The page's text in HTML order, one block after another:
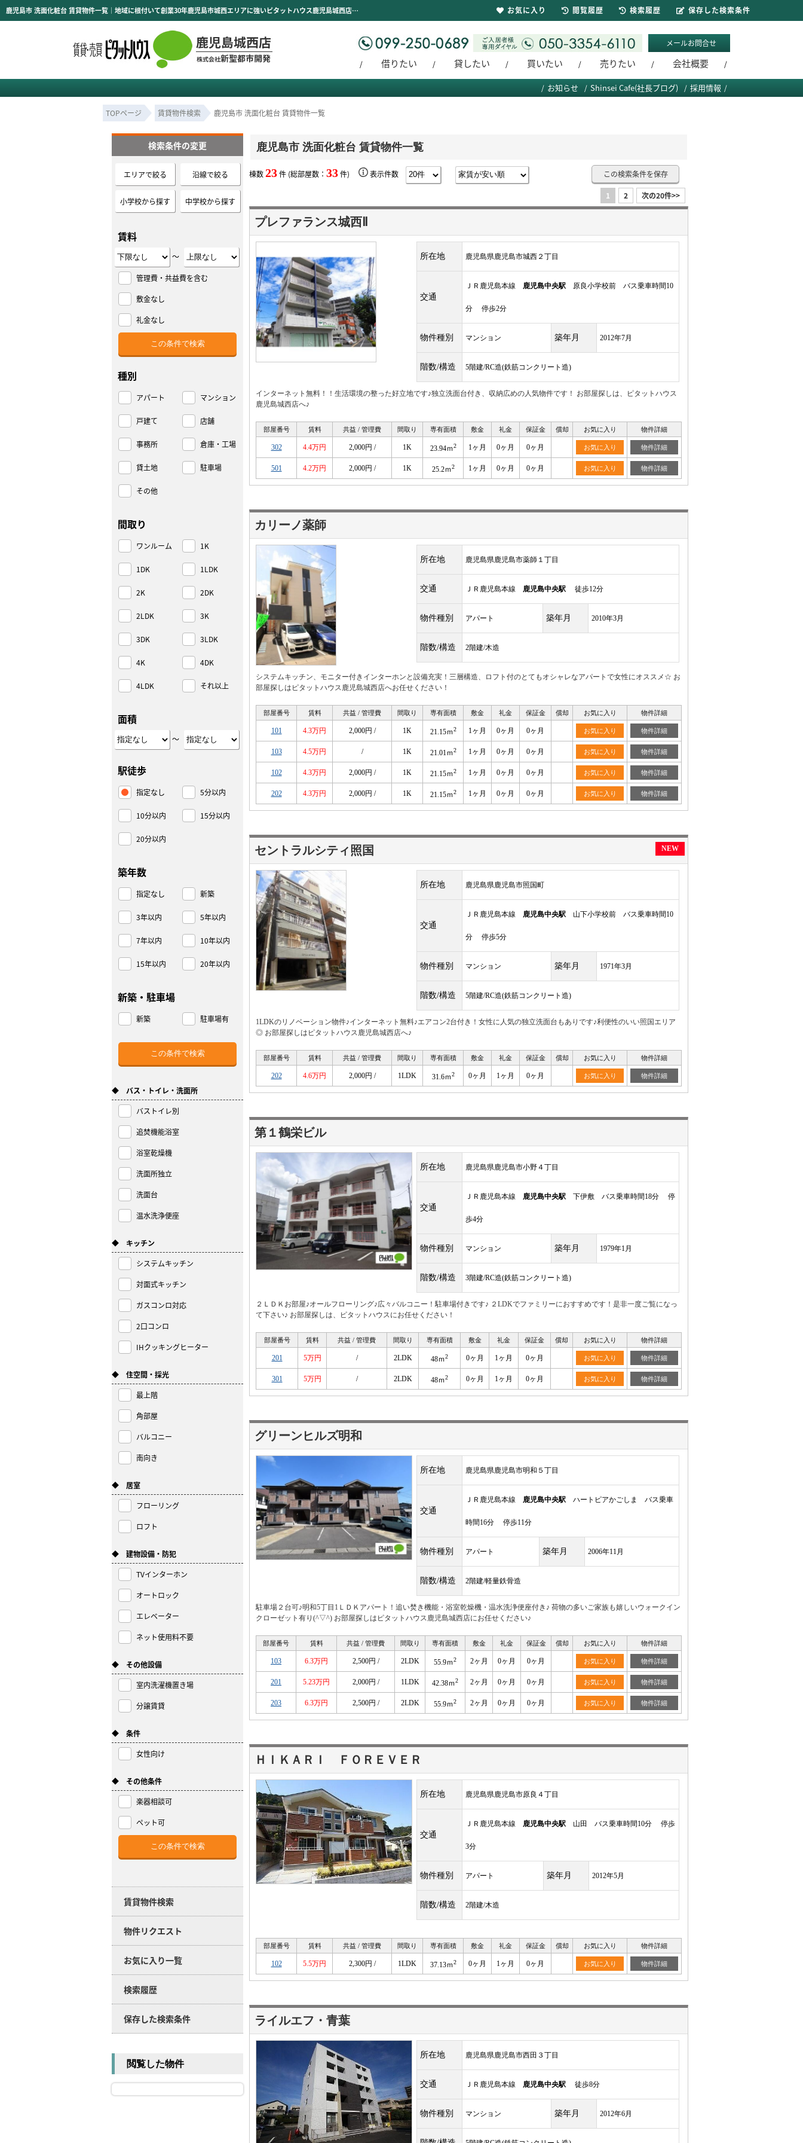
鹿児島市 洗面化粧台 賃貸物件一覧｜地域に根付いて創業30年鹿児島市城西エリアに強いピタットハウス鹿児島城西店【新聖都市開発】豊富な物件を取り揃えております。賃貸管理もお任せください。
メールお問合せ
借りたい 貸したい 買いたい 売りたい 会社概要
採用情報
Shinsei Cafe(社長ブログ)
お知らせ
TOPページ 賃貸物件検索 鹿児島市 洗面化粧台 賃貸物件一覧
鹿児島市 洗面化粧台 賃貸物件一覧
棟数23件 (総部屋数： 33件) 表示件数 この検索条件を保存
1 2 次の20件>>
プレファランス城西Ⅱ
所在地 鹿児島県鹿児島市城西２丁目
交通
ＪＲ鹿児島本線 鹿児島中央駅 原良小学校前 バス乗車時間10
分 停歩2分
物件種別 マンション 築年月 2012年7月
階数/構造 5階建/RC造(鉄筋コンクリート造)
インターネット無料！！生活環境の整った好立地です♪独立洗面台付き、収納広めの人気物件です！ お部屋探しは、ピタットハウス
鹿児島城西店へ♪
部屋番号 賃料 共益 / 管理費 間取り 専有面積 敷金 礼金 保証金 償却 お気に入り 物件詳細
302 4.4万円 2,000円 / 1K 23.94ｍ2 1ヶ月 0ヶ月 0ヶ月 お気に入り 物件詳細
501 4.2万円 2,000円 / 1K 25.2ｍ2 1ヶ月 0ヶ月 0ヶ月 お気に入り 物件詳細
カリーノ薬師
所在地 鹿児島県鹿児島市薬師１丁目
交通 ＪＲ鹿児島本線 鹿児島中央駅 徒歩12分
物件種別 アパート 築年月 2010年3月
階数/構造 2階建/木造
システムキッチン、モニター付きインターホンと設備充実！三層構造、ロフト付のとてもオシャレなアパートで女性にオススメ☆ お
部屋探しはピタットハウス鹿児島城西店へお任せください！
部屋番号 賃料 共益 / 管理費 間取り 専有面積 敷金 礼金 保証金 償却 お気に入り 物件詳細
101 4.3万円 2,000円 / 1K 21.15ｍ2 1ヶ月 0ヶ月 0ヶ月 お気に入り 物件詳細
103 4.5万円 / 1K 21.01ｍ2 1ヶ月 0ヶ月 0ヶ月 お気に入り 物件詳細
102 4.3万円 2,000円 / 1K 21.15ｍ2 1ヶ月 0ヶ月 0ヶ月 お気に入り 物件詳細
202 4.3万円 2,000円 / 1K 21.15ｍ2 1ヶ月 0ヶ月 0ヶ月 お気に入り 物件詳細
セントラルシティ照国 NEW
所在地 鹿児島県鹿児島市照国町
交通
ＪＲ鹿児島本線 鹿児島中央駅 山下小学校前 バス乗車時間10
分 停歩5分
物件種別 マンション 築年月 1971年3月
階数/構造 5階建/RC造(鉄筋コンクリート造)
1LDKのリノベーション物件♪インターネット無料♪エアコン2台付き！女性に人気の独立洗面台もありです♪利便性のいい照国エリア
◎ お部屋探しはピタットハウス鹿児島城西店へ♪
部屋番号 賃料 共益 / 管理費 間取り 専有面積 敷金 礼金 保証金 償却 お気に入り 物件詳細
202 4.6万円 2,000円 / 1LDK 31.6ｍ2 0ヶ月 1ヶ月 0ヶ月 お気に入り 物件詳細
第１鶴栄ビル
所在地 鹿児島県鹿児島市小野４丁目
交通
ＪＲ鹿児島本線 鹿児島中央駅 下伊敷 バス乗車時間18分 停
歩4分
物件種別 マンション 築年月 1979年1月
階数/構造 3階建/RC造(鉄筋コンクリート造)
２ＬＤＫお部屋♪オールフローリング♪広々バルコニー！駐車場付きです♪ ２LDKでファミリーにおすすめです！是非一度ご覧になっ
て下さい♪ お部屋探しは、ピタットハウスにお任せください！
部屋番号 賃料 共益 / 管理費 間取り 専有面積 敷金 礼金 保証金 償却 お気に入り 物件詳細
201 5万円 / 2LDK 48ｍ2 0ヶ月 1ヶ月 0ヶ月 お気に入り 物件詳細
301 5万円 / 2LDK 48ｍ2 0ヶ月 1ヶ月 0ヶ月 お気に入り 物件詳細
グリーンヒルズ明和
所在地 鹿児島県鹿児島市明和５丁目
交通
ＪＲ鹿児島本線 鹿児島中央駅 ハートピアかごしま バス乗車
時間16分 停歩11分
物件種別 アパート 築年月 2006年11月
階数/構造 2階建/軽量鉄骨造
駐車場２台可♪明和5丁目1ＬＤＫアパート！追い焚き機能・浴室乾燥機・温水洗浄便座付き♪ 荷物の多いご家族も嬉しいウォークイン
クローゼット有り(^▽^) お部屋探しはピタットハウス鹿児島城西店にお任せください♪
部屋番号 賃料 共益 / 管理費 間取り 専有面積 敷金 礼金 保証金 償却 お気に入り 物件詳細
103 6.3万円 2,500円 / 2LDK 55.9ｍ2 2ヶ月 0ヶ月 0ヶ月 お気に入り 物件詳細
201 5.23万円 2,000円 / 1LDK 42.38ｍ2 2ヶ月 0ヶ月 0ヶ月 お気に入り 物件詳細
203 6.3万円 2,500円 / 2LDK 55.9ｍ2 2ヶ月 0ヶ月 0ヶ月 お気に入り 物件詳細
ＨＩＫＡＲＩ ＦＯＲＥＶＥＲ
所在地 鹿児島県鹿児島市原良４丁目
交通
ＪＲ鹿児島本線 鹿児島中央駅 山田 バス乗車時間10分 停歩
3分
物件種別 アパート 築年月 2012年5月
階数/構造 2階建/木造
部屋番号 賃料 共益 / 管理費 間取り 専有面積 敷金 礼金 保証金 償却 お気に入り 物件詳細
102 5.5万円 2,300円 / 1LDK 37.13ｍ2 0ヶ月 1ヶ月 0ヶ月 お気に入り 物件詳細
ライルエフ・青葉
所在地 鹿児島県鹿児島市西田３丁目
交通 ＪＲ鹿児島本線 鹿児島中央駅 徒歩8分
物件種別 マンション 築年月 2012年6月
検索条件の変更
エリアで絞る 沿線で絞る
小学校から探す 中学校から探す
賃料
～
管理費・共益費を含む
敷金なし
礼金なし
種別
アパート マンション
戸建て 店舗
事務所 倉庫・工場
貸土地 駐車場
その他
間取り
ワンルーム 1K
1DK 1LDK
2K 2DK
2LDK 3K
3DK 3LDK
4K 4DK
4LDK それ以上
面積
～
駅徒歩
指定なし 5分以内
10分以内 15分以内
20分以内
築年数
指定なし 新築
3年以内 5年以内
7年以内 10年以内
15年以内 20年以内
新築・駐車場
新築 駐車場有
◆ バス・トイレ・洗面所
バストイレ別
追焚機能浴室
浴室乾燥機
洗面所独立
洗面台
温水洗浄便座
◆ キッチン
システムキッチン
対面式キッチン
ガスコンロ対応
2口コンロ
IHクッキングヒーター
◆ 住空間・採光
最上階
角部屋
バルコニー
南向き
◆ 居室
フローリング
ロフト
◆ 建物設備・防犯
TVインターホン
オートロック
エレベーター
ネット使用料不要
◆ その他設備
室内洗濯機置き場
分譲賃貸
◆ 条件
女性向け
◆ その他条件
楽器相談可
ペット可
賃貸物件検索
物件リクエスト
お気に入り一覧
検索履歴
保存した検索条件
閲覧した物件
お気に入り 閲覧履歴 検索履歴 保存した検索条件